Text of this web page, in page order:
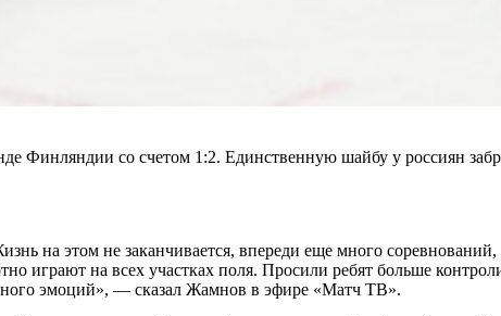
Финляндии со счетом 1:2. Единственную шайбу у россиян
на этом не заканчивается, впереди еще много
играют на всех участках поля. Просили ребят больше
эмоций», — сказал Жамнов в эфире «Матч ТВ».